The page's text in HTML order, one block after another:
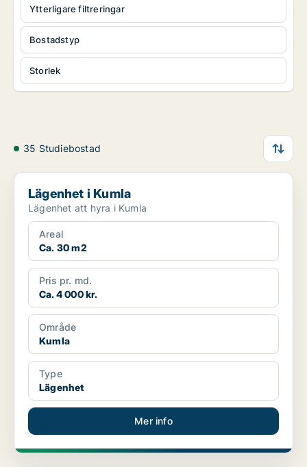
Bostadstyp
Storlek
Ytterligare filtreringar
35 Studiebostad
Lägenhet i Kumla
Lägenhet i Kumla
Lägenhet att hyra i Kumla
Areal
Ca. 30 m2
Pris pr. md.
Ca. 4 000 kr.
Område
Kumla
Type
Lägenhet
Mer info